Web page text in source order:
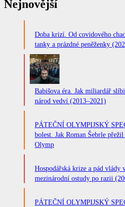
Nejnovější
Doba krizí. Od covidového
tanky a prázdné peněženky
Babišova éra. Jak miliardář
národ vedví (2013–2021)
PÁTEČNÍ OLYMPIJSKÝ
bolest. Jak Roman Šebrle
Olymp
Hospodářská krize a pád vlády
mezinárodní ostudy po razii
PÁTEČNÍ OLYMPIJSKÝ